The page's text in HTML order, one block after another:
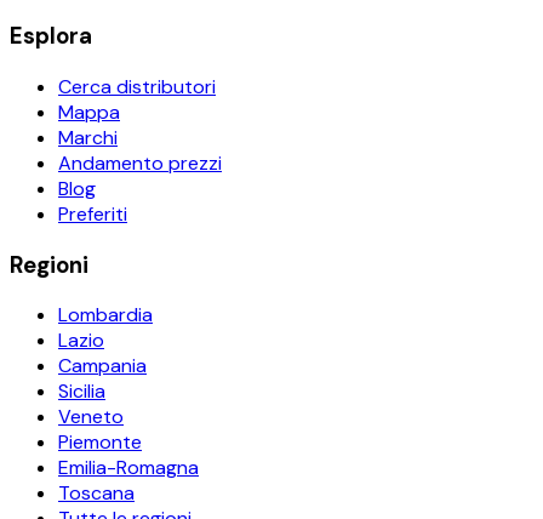
Esplora
Cerca distributori
Mappa
Marchi
Andamento prezzi
Blog
Preferiti
Regioni
Lombardia
Lazio
Campania
Sicilia
Veneto
Piemonte
Emilia-Romagna
Toscana